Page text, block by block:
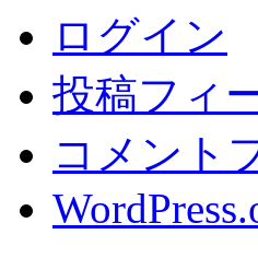
ログイン
投稿フィ
コメント